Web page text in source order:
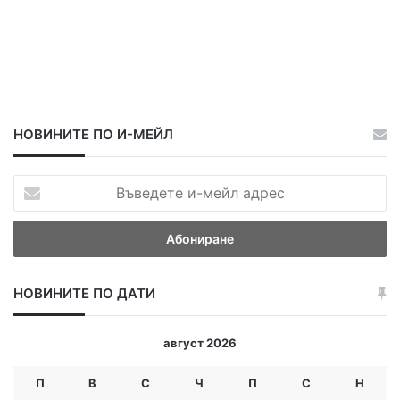
НОВИНИТЕ ПО И-МЕЙЛ
в
д
т
е
НОВИНИТЕ ПО ДАТИ
август 2026
П В С Ч П С Н